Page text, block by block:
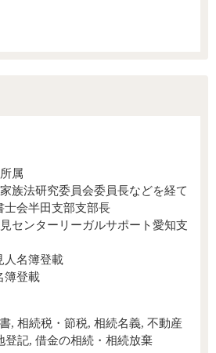
属
族法研究委員会委員長などを経て
士会半田支部支部長
センターリーガルサポート愛知支
人名簿登載
簿登載
, 相続税・節税, 相続名義, 不動産
登記, 借金の相続・相続放棄